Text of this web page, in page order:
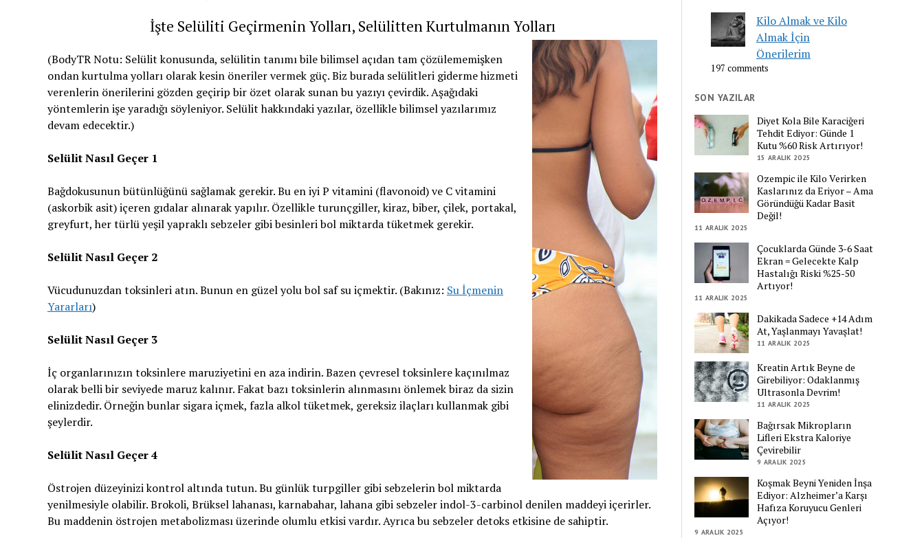
İşte Selüliti Geçirmenin Yolları, Selülitten Kurtulmanın Yolları
(BodyTR Notu: Selülit konusunda, selülitin tanımı bile bilimsel açıdan tam çözülememişken
ondan kurtulma yolları olarak kesin öneriler vermek güç. Biz burada selülitleri giderme hizmeti
verenlerin önerilerini gözden geçirip bir özet olarak sunan bu yazıyı çevirdik. Aşağıdaki
yöntemlerin işe yaradığı söyleniyor. Selülit hakkındaki yazılar, özellikle bilimsel yazılarımız
devam edecektir.)
Selülit Nasıl Geçer 1
Bağdokusunun bütünlüğünü sağlamak gerekir. Bu en iyi P vitamini (flavonoid) ve C vitamini
(askorbik asit) içeren gıdalar alınarak yapılır. Özellikle turunçgiller, kiraz, biber, çilek, portakal,
greyfurt, her türlü yeşil yapraklı sebzeler gibi besinleri bol miktarda tüketmek gerekir.
Selülit Nasıl Geçer 2
Vücudunuzdan toksinleri atın. Bunun en güzel yolu bol saf su içmektir. (Bakınız: Su İçmenin
Yararları)
Selülit Nasıl Geçer 3
İç organlarınızın toksinlere maruziyetini en aza indirin. Bazen çevresel toksinlere kaçınılmaz
olarak belli bir seviyede maruz kalınır. Fakat bazı toksinlerin alınmasını önlemek biraz da sizin
elinizdedir. Örneğin bunlar sigara içmek, fazla alkol tüketmek, gereksiz ilaçları kullanmak gibi
şeylerdir.
Selülit Nasıl Geçer 4
Östrojen düzeyinizi kontrol altında tutun. Bu günlük turpgiller gibi sebzelerin bol miktarda
yenilmesiyle olabilir. Brokoli, Brüksel lahanası, karnabahar, lahana gibi sebzeler indol-3-carbinol denilen maddeyi içerirler.
Bu maddenin östrojen metabolizması üzerinde olumlu etkisi vardır. Ayrıca bu sebzeler detoks etkisine de sahiptir.
Kilo Almak ve Kilo
Almak İçin
Önerilerim
197 comments
SON YAZILAR
Diyet Kola Bile Karaciğeri
Tehdit Ediyor: Günde 1
Kutu %60 Risk Artırıyor!
15 ARALIK 2025
Ozempic ile Kilo Verirken
Kaslarınız da Eriyor – Ama
Göründüğü Kadar Basit
Değil!
11 ARALIK 2025
Çocuklarda Günde 3-6 Saat
Ekran = Gelecekte Kalp
Hastalığı Riski %25-50
Artıyor!
11 ARALIK 2025
Dakikada Sadece +14 Adım
At, Yaşlanmayı Yavaşlat!
11 ARALIK 2025
Kreatin Artık Beyne de
Girebiliyor: Odaklanmış
Ultrasonla Devrim!
11 ARALIK 2025
Bağırsak Mikropların
Lifleri Ekstra Kaloriye
Çevirebilir
9 ARALIK 2025
Koşmak Beyni Yeniden İnşa
Ediyor: Alzheimer’a Karşı
Hafıza Koruyucu Genleri
Açıyor!
9 ARALIK 2025